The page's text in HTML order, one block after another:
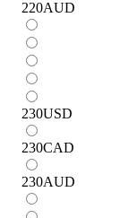
220AUD
230USD
230CAD
230AUD